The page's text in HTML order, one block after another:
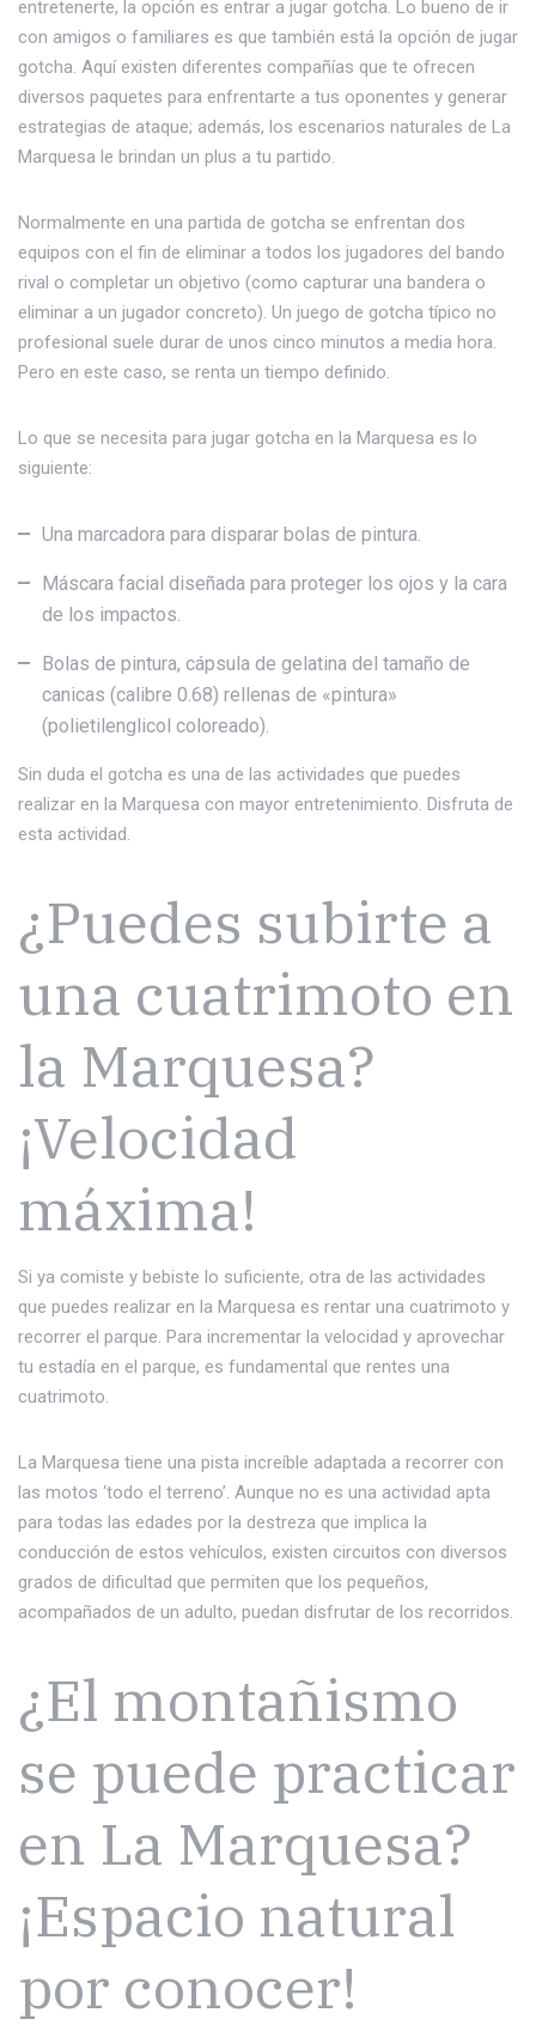
entretenerte, la opción es entrar a jugar gotcha. Lo bueno de ir
con amigos o familiares es que también está la opción de jugar
gotcha. Aquí existen diferentes compañías que te ofrecen
diversos paquetes para enfrentarte a tus oponentes y generar
estrategias de ataque; además, los escenarios naturales de La
Marquesa le brindan un plus a tu partido.
Normalmente en una partida de gotcha se enfrentan dos
equipos con el fin de eliminar a todos los jugadores del bando
rival o completar un objetivo (como capturar una bandera o
eliminar a un jugador concreto). Un juego de gotcha típico no
profesional suele durar de unos cinco minutos a media hora.
Pero en este caso, se renta un tiempo definido.
Lo que se necesita para jugar gotcha en la Marquesa es lo
siguiente:
Una marcadora para disparar bolas de pintura.
Máscara facial diseñada para proteger los ojos y la cara
de los impactos.
Bolas de pintura, cápsula de gelatina del tamaño de
canicas (calibre 0.68) rellenas de «pintura»
(polietilenglicol coloreado).
Sin duda el gotcha es una de las actividades que puedes
realizar en la Marquesa con mayor entretenimiento. Disfruta de
esta actividad.
¿Puedes subirte a
una cuatrimoto en
la Marquesa?
¡Velocidad
máxima!
Si ya comiste y bebiste lo suficiente, otra de las actividades
que puedes realizar en la Marquesa es rentar una cuatrimoto y
recorrer el parque. Para incrementar la velocidad y aprovechar
tu estadía en el parque, es fundamental que rentes una
cuatrimoto.
La Marquesa tiene una pista increíble adaptada a recorrer con
las motos ‘todo el terreno’. Aunque no es una actividad apta
para todas las edades por la destreza que implica la
conducción de estos vehículos, existen circuitos con diversos
grados de dificultad que permiten que los pequeños,
acompañados de un adulto, puedan disfrutar de los recorridos.
¿El montañismo
se puede practicar
en La Marquesa?
¡Espacio natural
por conocer!